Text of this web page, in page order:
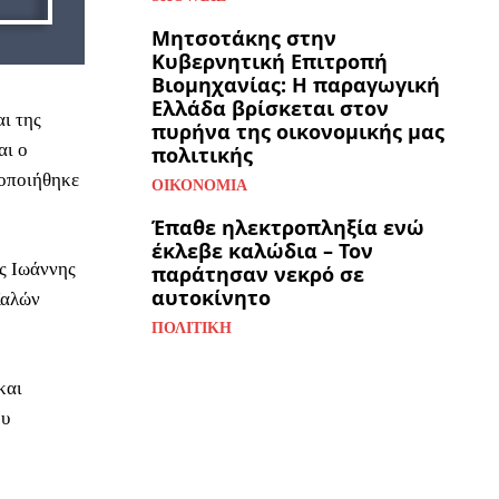
της
ο
Ιωάννης
Μητσοτάκης στην
Κυβερνητική Επιτροπή
Βιομηχανίας: Η παραγωγική
Ελλάδα βρίσκεται στον
πυρήνα της οικονομικής μας
πολιτικής
ΟΙΚΟΝΟΜΊΑ
Έπαθε ηλεκτροπληξία ενώ
έκλεβε καλώδια – Τον
παράτησαν νεκρό σε
αυτοκίνητο
ΠΟΛΙΤΙΚΉ